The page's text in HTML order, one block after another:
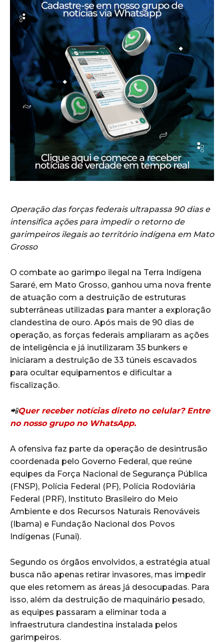
Operação das forças federais ultrapassa 90 dias e
intensifica ações para impedir o retorno de
garimpeiros ilegais ao território indígena em Mato
Grosso
O combate ao garimpo ilegal na Terra Indígena
Sararé, em Mato Grosso, ganhou uma nova frente
de atuação com a destruição de estruturas
subterrâneas utilizadas para manter a exploração
clandestina de ouro. Após mais de 90 dias de
operação, as forças federais ampliaram as ações
de inteligência e já inutilizaram 35 bunkers e
iniciaram a destruição de 33 túneis escavados
para ocultar equipamentos e dificultar a
fiscalização.
📲Quer receber notícias direto no celular? Entre
no nosso grupo no WhatsApp.
A ofensiva faz parte da operação de desintrusão
coordenada pelo Governo Federal, que reúne
equipes da Força Nacional de Segurança Pública
(FNSP), Polícia Federal (PF), Polícia Rodoviária
Federal (PRF), Instituto Brasileiro do Meio
Ambiente e dos Recursos Naturais Renováveis
(Ibama) e Fundação Nacional dos Povos
Indígenas (Funai).
Segundo os órgãos envolvidos, a estratégia atual
busca não apenas retirar invasores, mas impedir
que eles retomem as áreas já desocupadas. Para
isso, além da destruição de maquinário pesado,
as equipes passaram a eliminar toda a
infraestrutura clandestina instalada pelos
garimpeiros.